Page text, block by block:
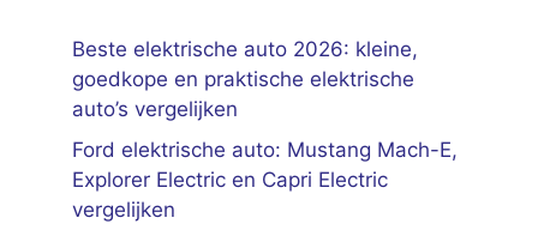
Beste elektrische auto 2026: kleine,
goedkope en praktische elektrische
auto’s vergelijken
Ford elektrische auto: Mustang Mach-E,
Explorer Electric en Capri Electric
vergelijken